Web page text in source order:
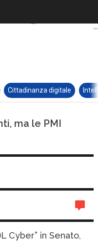
Cittadinanza digitale
ma le PMI
Cyber” in Senato,